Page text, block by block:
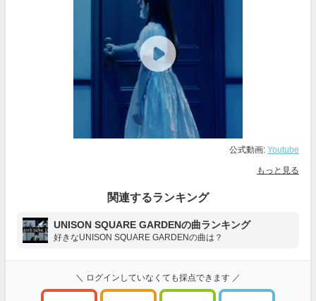
公式動画: Youtube
もっと見る
関連するランキング
UNISON SQUARE GARDENの曲ランキング
好きなUNISON SQUARE GARDENの曲は？
＼ ログインしていなくても採点できます ／